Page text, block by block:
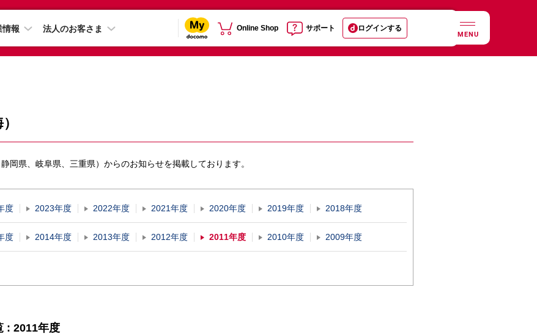
情報 法人のお客さま Online Shop サポート ログインする
MENU
岡県、岐阜県、三重県）からのお知らせを掲載しております。
度 2023年度 2022年度 2021年度 2020年度 2019年度 2018年度
度 2014年度 2013年度 2012年度 2011年度 2010年度 2009年度
: 2011年度